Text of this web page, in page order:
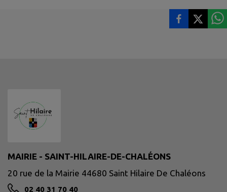
MAIRIE - SAINT-HILAIRE-DE-CHALÉONS
20 rue de la Mairie 44680 Saint Hilaire De Chaléons
02 40 31 70 40